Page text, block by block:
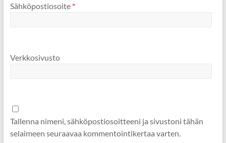
Sähköpostiosoite *
Verkkosivusto
Tallenna nimeni, sähköpostiosoitteeni ja sivustoni tähän
selaimeen seuraavaa kommentointikertaa varten.